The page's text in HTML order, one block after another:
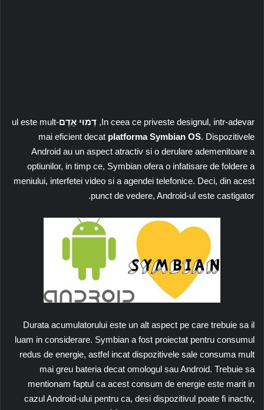
In ceea ce priveste designul, intr-adevar, דְמוּי אָדָם -ul este mult
mai eficient decat platforma Symbian OS. Dispozitivele
Android au un aspect atractiv si o derulare ademenitoare a
optiunilor, in timp ce, Symbian ofera o infatisare de foldere a
meniului, interfetei video si a agendei telefonice. Deci, din acest
punct de vedere, Android-ul este castigator.
Durata acumulatorului este un alt aspect pe care trebuie sa il
luam in considerare. Symbian a fost proiectat pentru consumul
redus de energie, astfel incat dispozitivele sale consuma mult
mai greu bateria decat omologul sau Android. Trebuie sa
mentionam faptul ca acest consum de energie este marit in
cazul Android-ului pentru ca, desi dispozitivul poate fi inactiv,